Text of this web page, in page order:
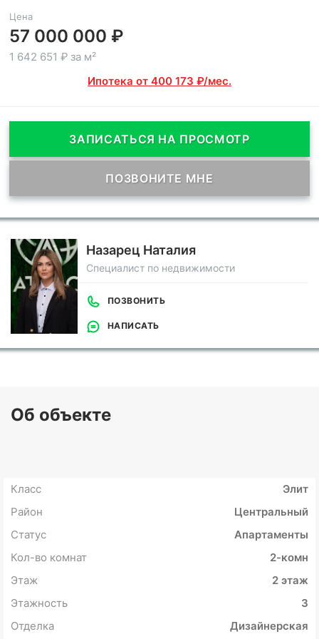
Цена
57 000 000 ₽
1 642 651 ₽ за м²
Ипотека от 400 173 ₽/мес.
ЗАПИСАТЬСЯ НА ПРОСМОТР
ПОЗВОНИТЕ МНЕ
Назарец Наталия
Специалист по недвижимости
ПОЗВОНИТЬ
НАПИСАТЬ
Об объекте
Класс
Элит
Район
Центральный
Статус
Апартаменты
Кол-во комнат
2-комн
Этаж
2 этаж
Этажность
3
Отделка
Дизайнерская